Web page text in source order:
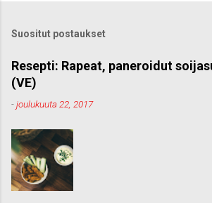
o
m
e
n
Suositut postaukset
Resepti: Rapeat, paneroidut
(VE)
-joulukuuta 22, 2017